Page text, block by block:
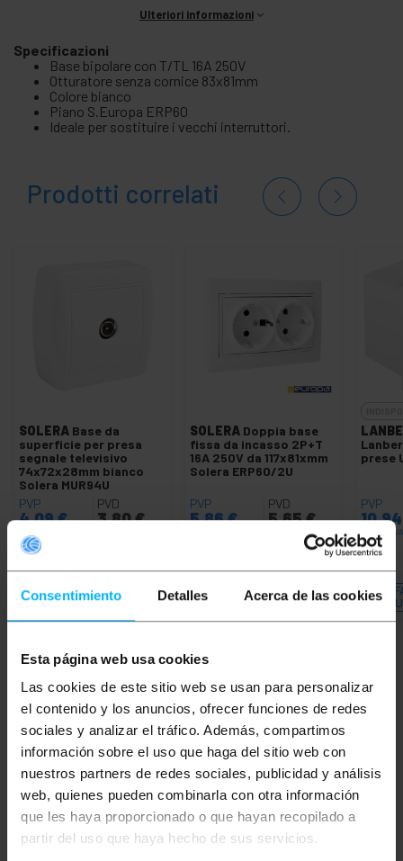
Consentimiento Detalles Acerca de las cookies
Esta página web usa cookies
Las cookies de este sitio web se usan para personalizar
el contenido y los anuncios, ofrecer funciones de redes
sociales y analizar el tráfico. Además, compartimos
información sobre el uso que haga del sitio web con
nuestros partners de redes sociales, publicidad y análisis
web, quienes pueden combinarla con otra información
que les haya proporcionado o que hayan recopilado a
partir del uso que haya hecho de sus servicios.
Ulteriori informazioni
Specificazioni
Base bipolare con T/TL 16A 250V
Otturatore senza cornice 83x81mm
Colore bianco
Piano S.Europa ERP60
Ideale per sostituire i vecchi interruttori.
Prodotti correlati
SOLERA Base da
superficie per presa
segnale televisivo
74x72x28mm bianco
Solera MUR94U
PVP
4,09€
PVD
3,80€
REF:
Quantità
SOLERA Doppia base
fissa da incasso 2P+T
16A 250V da 117x81xmm
Solera ERP60/2U
PVP
5,86€
PVD
5,65€
REF:
Quantità
prese
PVP
Parole
Non hai trovato quello che cercavi? Questi
argomenti potrebbero aiutarti
meccanismo elettrico dati